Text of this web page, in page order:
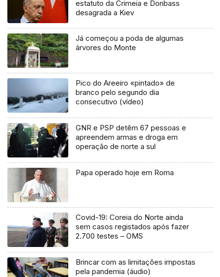
estatuto da Crimeia e Donbass
desagrada a Kiev
Já começou a poda de algumas
árvores do Monte
Pico do Areeiro «pintado» de
branco pelo segundo dia
consecutivo (vídeo)
GNR e PSP detêm 67 pessoas e
apreendem armas e droga em
operação de norte a sul
Papa operado hoje em Roma
Covid-19: Coreia do Norte ainda
sem casos registados após fazer
2.700 testes – OMS
Brincar com as limitações impostas
pela pandemia (áudio)